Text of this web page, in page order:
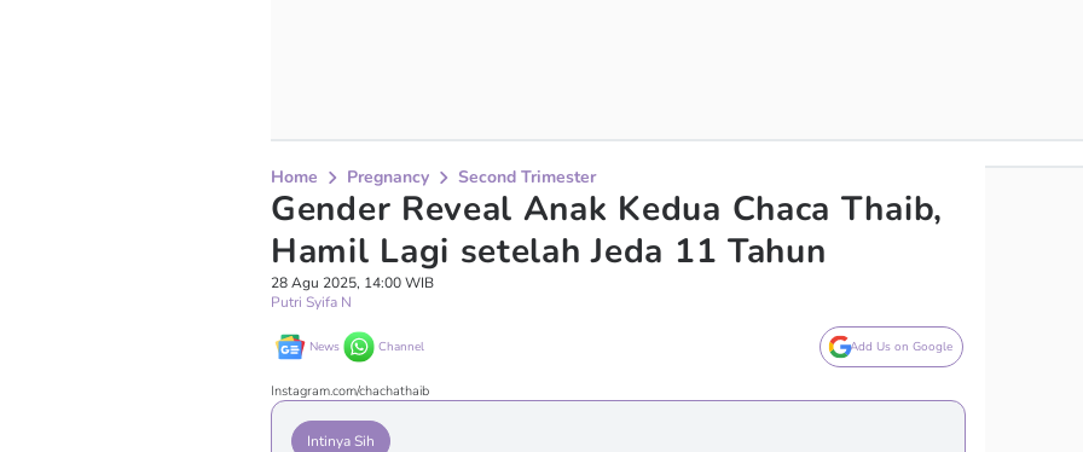
Home Pregnancy Second Trimester
Gender Reveal Anak Kedua Chaca Thaib,
Hamil Lagi setelah Jeda 11 Tahun
28 Agu 2025, 14:00 WIB
Putri Syifa N
News Channel Add Us on Google
Instagram.com/chachathaib
Intinya Sih